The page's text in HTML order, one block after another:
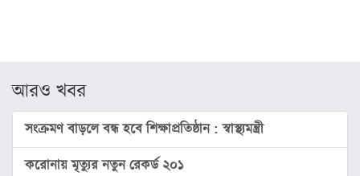
ইয়োগা
ফিচার
সাহিত্য
আরও খবর
সংক্রমণ বাড়লে বন্ধ হবে শিক্ষাপ্রতিষ্ঠান : স্বাস্থ্যমন্ত্রী
করোনায় মৃত্যুর নতুন রেকর্ড ২০১